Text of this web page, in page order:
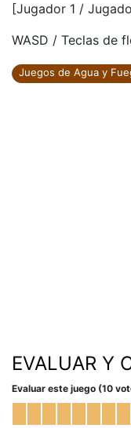
[Jugador 1 /
WASD / Teclas de
Juegos de Agua y
EVALUAR Y
Evaluar este juego (10